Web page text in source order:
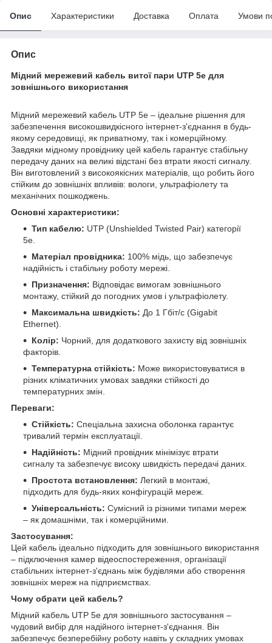
Опис Характеристики Доставка Оплата Умови
Опис
Мідний мережевий кабель витої пари UTP 5e для
зовнішнього використання
Мідний мережевий кабель UTP 5e – ідеальне рішення для
забезпечення високошвидкісного інтернет-з'єднання в будь-
якому середовищі, як приватному, так і комерційному.
Завдяки мідному провіднику цей кабель гарантує стабільну
передачу даних на великі відстані без втрати якості сигналу.
Він виготовлений з високоякісних матеріалів, що робить його
стійким до зовнішніх впливів: вологи, ультрафіолету та
механічних пошкоджень.
Основні характеристики:
Тип кабелю: UTP (Unshielded Twisted Pair) категорії
5e.
Матеріал провідника: 100% мідь, що забезпечує
надійність і стабільну роботу мережі.
Призначення: Відповідає вимогам зовнішнього
монтажу, стійкий до погодних умов і ультрафіолету.
Максимальна швидкість: До 1 Гбіт/с (Gigabit
Ethernet).
Колір: Чорний, для додаткового захисту від зовнішніх
факторів.
Температурна стійкість: Може використовуватися в
різних кліматичних умовах завдяки стійкості до
температурних змін.
Переваги:
Стійкість: Спеціальна захисна оболонка гарантує
тривалий термін експлуатації.
Надійність: Мідний провідник мінімізує втрати
сигналу та забезпечує високу швидкість передачі даних.
Простота встановлення: Легкий в монтажі,
підходить для будь-яких конфігурацій мереж.
Універсальність: Сумісний із різними типами мереж
– як домашніми, так і комерційними.
Застосування:
Цей кабель ідеально підходить для зовнішнього використання
– підключення камер відеоспостереження, організації
стабільних інтернет-з'єднань між будівлями або створення
зовнішніх мереж на підприємствах.
Чому обрати цей кабель?
Мідний кабель UTP 5e для зовнішнього застосування –
чудовий вибір для надійного інтернет-з'єднання. Він
забезпечує безперебійну роботу навіть у складних умовах